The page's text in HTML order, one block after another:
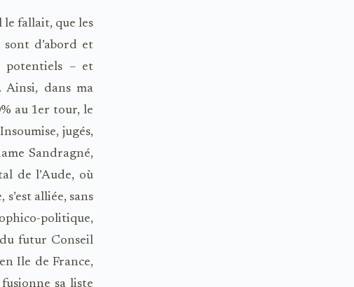
fallait, que les
d’abord et
potentiels – et
Ainsi, dans ma
au 1er tour, le
jugés,
Sandragné,
de l’Aude, où
alliée, sans
politique,
futur Conseil
Ile de France,
sa liste